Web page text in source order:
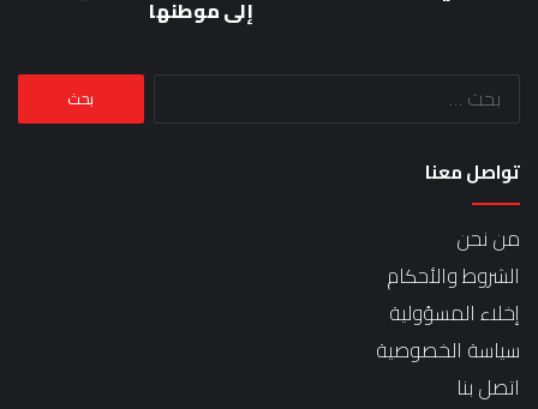
إلى موطنها
البحث
تواصل معنا
من نحن
الشروط والأحكام
إخلاء المسؤولية
سياسة الخصوصية
اتصل بنا